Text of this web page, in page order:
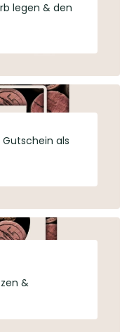
legen & den
als
&